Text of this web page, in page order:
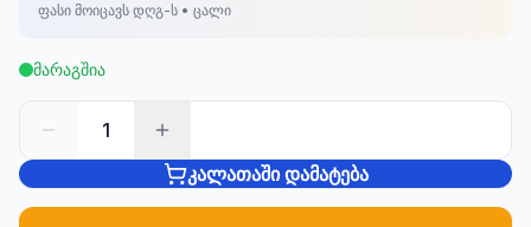
ᲙᲐᲢᲔᲒᲝᲠᲘᲔᲑᲘ
ფასი მოიცავს დღგ-ს • ცალი
მარაგშია
1
კალათაში დამატება